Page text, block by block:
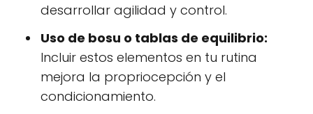
desarrollar agilidad y control.
Uso de bosu o tablas de equilibrio:
Incluir estos elementos en tu rutina
mejora la propriocepción y el
condicionamiento.